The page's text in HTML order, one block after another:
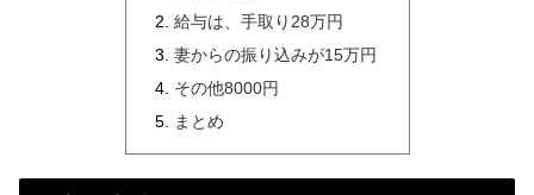
給与は、手取り28万円
妻からの振り込みが15万円
その他8000円
まとめ